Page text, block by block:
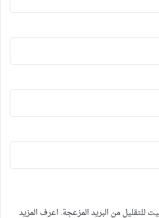
للتقليل من البريد المزعجة. اعرف المزيد